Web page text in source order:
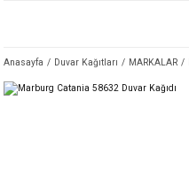
Anasayfa Duvar Kağıtları MARKALAR